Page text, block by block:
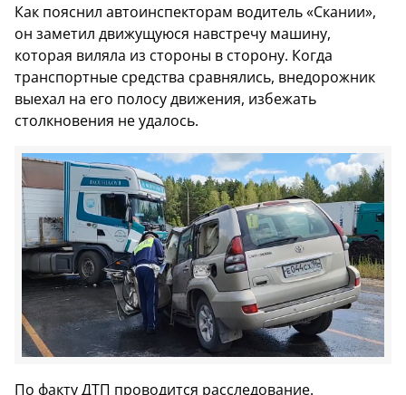
Как пояснил автоинспекторам водитель «Скании»,
он заметил движущуюся навстречу машину,
которая виляла из стороны в сторону. Когда
транспортные средства сравнялись, внедорожник
выехал на его полосу движения, избежать
столкновения не удалось.
По факту ДТП проводится расследование.